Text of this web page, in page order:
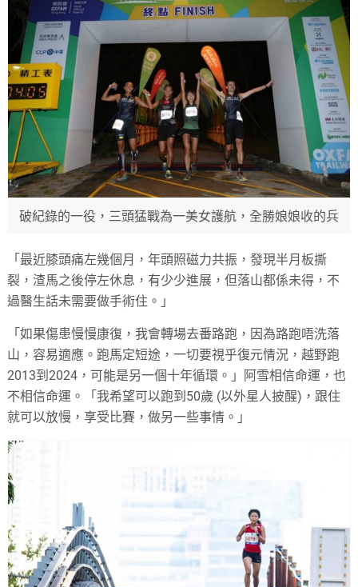
破紀錄的一役，三頭猛戰為一美女護航，全勝娘娘收的兵
「最近膝頭痛左幾個月，年頭照磁力共振，發現半月板撕
裂，渣馬之後停左休息，有少少進展，但落山都係未得，不
過醫生話未需要做手術住。」
「如果傷患慢慢康復，我會轉場去番路跑，因為路跑唔洗落
山，容易適應。跑馬定短途，一切要視乎復元情況，越野跑
2013到2024，可能是另一個十年循環。」阿雪相信命運，也
不相信命運。「我希望可以跑到50歲 (以外星人披醒)，跟住
就可以放慢，享受比賽，做另一些事情。」